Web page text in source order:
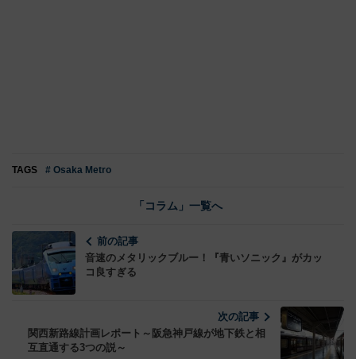
TAGS # Osaka Metro
「コラム」一覧へ
前の記事
音速のメタリックブルー！『青いソニック』がカッ
コ良すぎる
次の記事
関西新路線計画レポート～阪急神戸線が地下鉄と相
互直通する3つの説～